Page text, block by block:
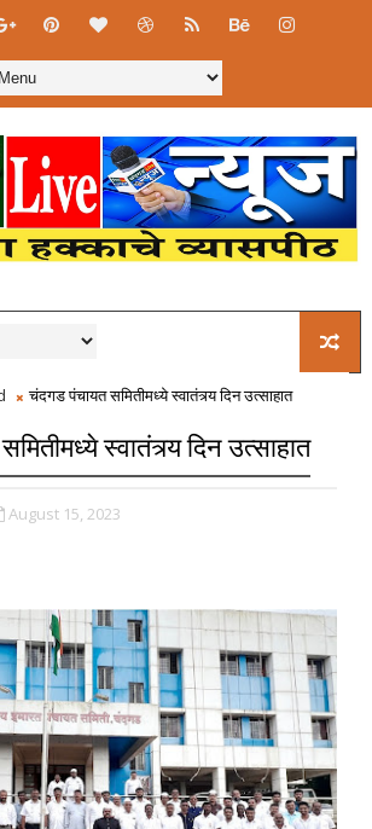
चंदगड पंचायत समितीमध्ये स्वातंत्र्य दिन उत्साहात
स्वातंत्र्य दिन उत्साहात
August 15, 2023